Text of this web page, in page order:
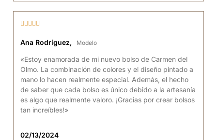

Ana Rodríguez, Modelo
«Estoy enamorada de mi nuevo bolso de Carmen del
Olmo. La combinación de colores y el diseño pintado a
mano lo hacen realmente especial. Además, el hecho
de saber que cada bolso es único debido a la artesanía
es algo que realmente valoro. ¡Gracias por crear bolsos
tan increíbles!»
02/13/2024